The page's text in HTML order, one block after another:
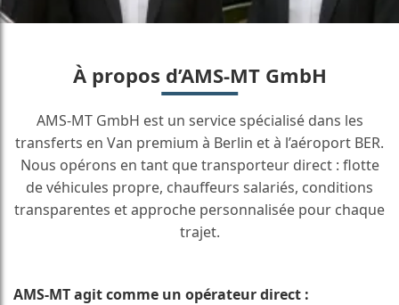
À propos d’AMS-MT GmbH
AMS-MT GmbH est un service spécialisé dans les
transferts en Van premium à Berlin et à l’aéroport BER.
Nous opérons en tant que transporteur direct : flotte
de véhicules propre, chauffeurs salariés, conditions
transparentes et approche personnalisée pour chaque
trajet.
AMS-MT agit comme un opérateur direct :